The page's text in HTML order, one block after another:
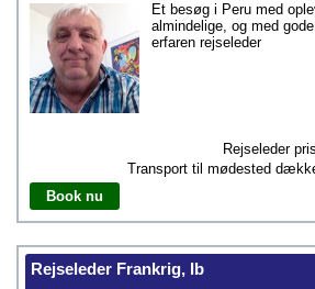
Et besøg i Peru med
almindelige, og med
erfaren rejseleder
Rejseleder
Transport til mødested
Book nu
Rejseleder Frankrig, Ib